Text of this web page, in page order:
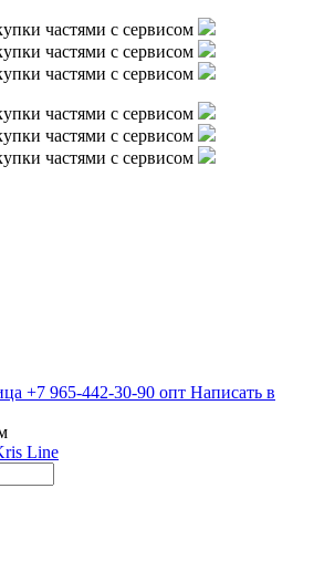
частями с сервисом
частями с сервисом
частями с сервисом
частями с сервисом
частями с сервисом
частями с сервисом
+7 965-442-30-90 опт Написать в
Line